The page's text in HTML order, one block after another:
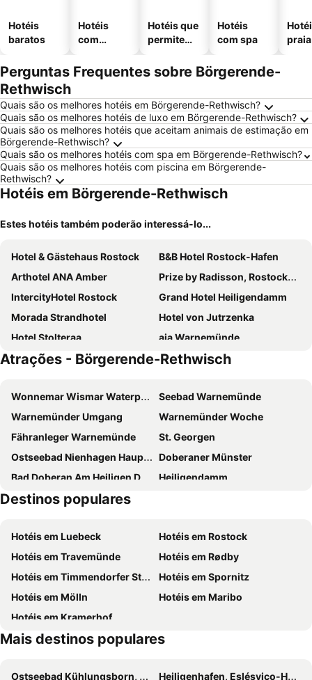
Hotéis
baratos
Hotéis
com
Hotéis que
permitem
Hotéis
com spa
praia
Perguntas Frequentes sobre Börgerende-
Rethwisch
Quais são os melhores hotéis em Börgerende-Rethwisch?
Quais são os melhores hotéis de luxo em Börgerende-Rethwisch?
Quais são os melhores hotéis que aceitam animais de estimação em
Börgerende-Rethwisch?
Quais são os melhores hotéis com spa em Börgerende-Rethwisch?
Quais são os melhores hotéis com piscina em Börgerende-
Rethwisch?
Hotéis em Börgerende-Rethwisch
Estes hotéis também poderão interessá-lo...
Hotel & Gästehaus Rostock
B&B Hotel Rostock-Hafen
Arthotel ANA Amber
Prize by Radisson, Rostock-City
IntercityHotel Rostock
Grand Hotel Heiligendamm
Morada Strandhotel
Hotel von Jutrzenka
Hotel Stolteraa
aja Warnemünde
Hotel NEPTUN
Strand-Hotel Hübner
Hotel Am Hopfenmarkt
Appartement Hotel Rostock
ScanHotels Stadthafen
StrandResort Markgrafenheide
Trihotel Rostock - Wellnesshotel Adults Only
Hotel Brinckmansdorf
Atrações - Börgerende-Rethwisch
Wonnemar Wismar Waterpark and Spa
Seebad Warnemünde
Warnemünder Umgang
Warnemünder Woche
Fähranleger Warnemünde
St. Georgen
Ostseebad Nienhagen Hauptstrand
Doberaner Münster
Bad Doberan Am Heiligen Damm
Heiligendamm
Vorder Bollhagen
Hafen Kühlungsborn
Stadthalle Rostock
Schmarl
Gartenstadt
Diedrichshagen
Lichtenhagen
Ostsee Brauhaus Kühlungsborn
Brinckmansdorf
Stadthaus
Destinos populares
Hotéis em Luebeck
Hotéis em Rostock
Hotéis em Travemünde
Hotéis em Rødby
Hotéis em Timmendorfer Strand
Hotéis em Spornitz
Hotéis em Mölln
Hotéis em Maribo
Hotéis em Kramerhof
Mais destinos populares
Ostseebad Kühlungsborn, Mecklemburgo-Pomerânia Ocidental Hotéis
Heiligenhafen, Eslésvico-Holsácia Hotéis